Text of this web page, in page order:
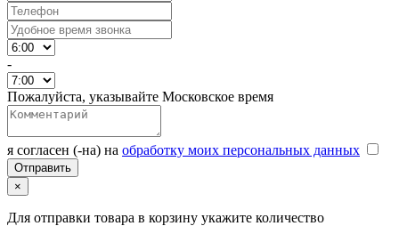
-
Пожалуйста, указывайте Московское время
я согласен (-на) на обработку моих персональных данных
×
Для отправки товара в корзину укажите количество